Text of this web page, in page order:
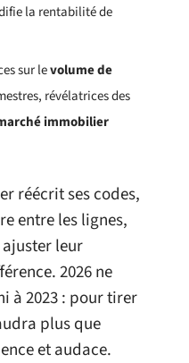
la rentabilité de
sur levolume de
révélatrices des
immobilier
réécrit ses codes,
entre les lignes,
leur
2026 ne
à 2023 : pour tirer
plus que
et audace.